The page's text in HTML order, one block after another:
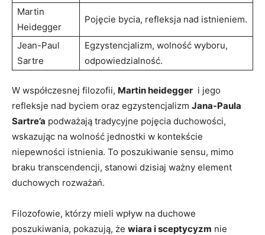
Martin
Heidegger
Pojęcie bycia, refleksja nad istnieniem.
Jean-Paul
Sartre
Egzystencjalizm,⁤ wolność wyboru,
odpowiedzialność.
W ⁤współczesnej filozofii,⁣ Martin⁤ heidegger ⁢ i⁣ jego
refleksje‍ nad byciem oraz egzystencjalizm Jana-Paula
Sartre’a podważają tradycyjne pojęcia duchowości,
wskazując⁣ na‍ wolność jednostki w ⁤kontekście
‌niepewności istnienia. To ​poszukiwanie ‌sensu, ‍mimo
‌braku transcendencji, ⁤stanowi dzisiaj ważny element‌
duchowych rozważań.
Filozofowie, którzy mieli wpływ na duchowe
poszukiwania, ‌pokazują, że wiara i sceptycyzm nie